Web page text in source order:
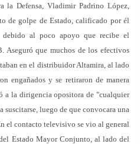
la Defensa, Vladimir Padrino López,
de golpe de Estado, calificado por él
al poco apoyo que recibe el
Aseguró que muchos de los efectivos
en el distribuidor Altamira, al lado
engañados y se retiraron de manera
a la dirigencia opositora de "cualquier
suscitarse, luego de que convocara una
el contacto televisivo se vio al general
Estado Mayor Conjunto, al lado del